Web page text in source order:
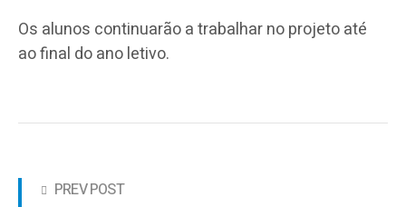
Os alunos continuarão a trabalhar no projeto até
ao final do ano letivo.
PREV POST